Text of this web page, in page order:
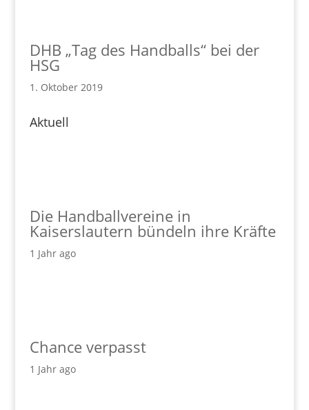
DHB „Tag des Handballs“ bei der
HSG
1. Oktober 2019
Aktuell
Die Handballvereine in
Kaiserslautern bündeln ihre Kräfte
1 Jahr ago
Chance verpasst
1 Jahr ago